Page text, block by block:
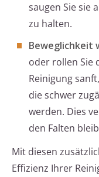
saugen Sie sie
zu halten.
Beweglichkeit
oder rollen Sie
Reinigung
die schwer
werden. Dies
den Falten
Mit diesen
Effizienz Ihrer